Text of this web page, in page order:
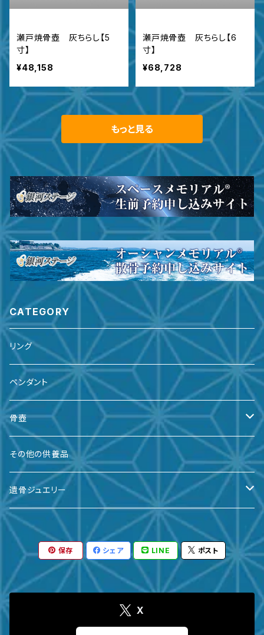
瀬戸焼骨壺 灰ちらし【5
寸】
¥48,158
瀬戸焼骨壺 灰ちらし【6
寸】
¥68,728
もっと見る
CATEGORY
リング
ペンダント
骨壺
備前焼
九谷焼
有田焼
瀬戸焼
ガラス
その他の供養品
遺骨ジュエリー
遺骨ダイヤ
台座・リング
台座・ネックレス
保存 シェア LINE ポスト
X